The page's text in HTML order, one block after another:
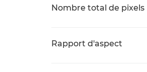
Nombre total de pixels
Rapport d'aspect